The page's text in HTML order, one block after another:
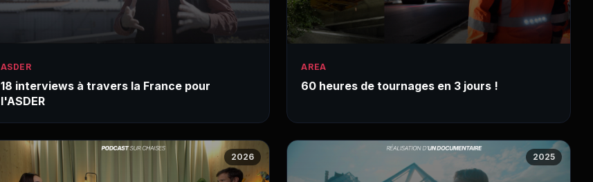
ASDER
18 interviews à travers la France pour
l'ASDER
AREA
60 heures de tournages en 3 jours !
2026 2025